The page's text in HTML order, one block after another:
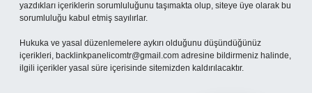
yazdıkları içeriklerin sorumluluğunu taşımakta olup, siteye üye olarak bu
sorumluluğu kabul etmiş sayılırlar.
Hukuka ve yasal düzenlemelere aykırı olduğunu düşündüğünüz
içerikleri, backlinkpanelicomtr@gmail.com adresine bildirmeniz halinde,
ilgili içerikler yasal süre içerisinde sitemizden kaldırılacaktır.